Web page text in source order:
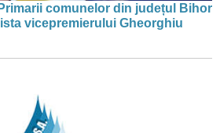
comunelor din județul Bihor
vicepremierului Gheorghiu